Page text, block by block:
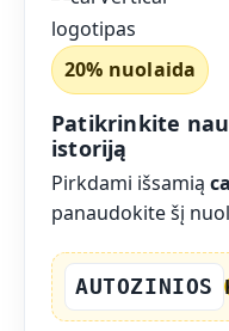
20% nuolaida
Patikrinkite
istoriją
Pirkdami išsamią
panaudokite šį
AUTOZINIOS